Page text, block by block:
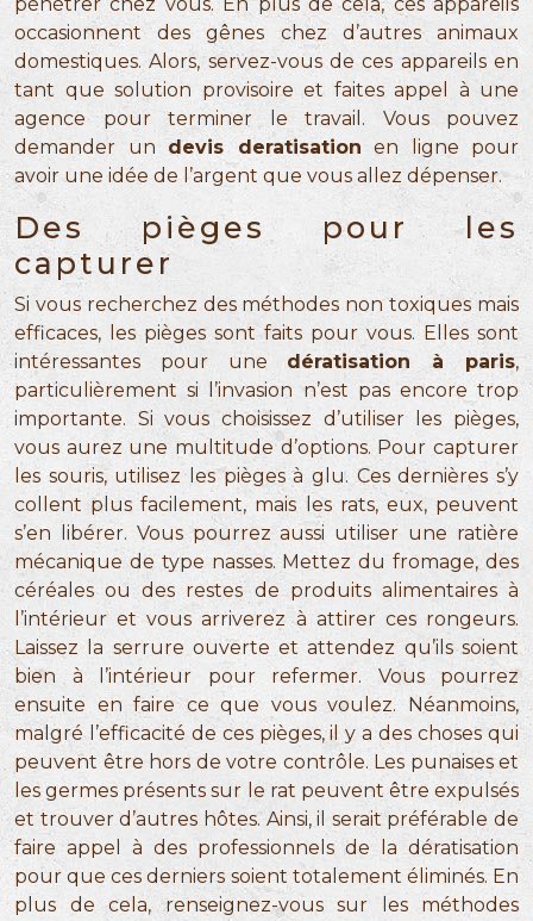
occasionnent des gênes chez d’autres animaux
domestiques. Alors, servez-vous de ces appareils en
tant que solution provisoire et faites appel à une
agence pour terminer le travail. Vous pouvez
demander un devis deratisation en ligne pour
avoir une idée de l’argent que vous allez dépenser.
Des pièges pour les
capturer
Si vous recherchez des méthodes non toxiques mais
efficaces, les pièges sont faits pour vous. Elles sont
intéressantes pour une dératisation à paris,
particulièrement si l’invasion n’est pas encore trop
importante. Si vous choisissez d’utiliser les pièges,
vous aurez une multitude d’options. Pour capturer
les souris, utilisez les pièges à glu. Ces dernières s’y
collent plus facilement, mais les rats, eux, peuvent
s’en libérer. Vous pourrez aussi utiliser une ratière
mécanique de type nasses. Mettez du fromage, des
céréales ou des restes de produits alimentaires à
l’intérieur et vous arriverez à attirer ces rongeurs.
Laissez la serrure ouverte et attendez qu’ils soient
bien à l’intérieur pour refermer. Vous pourrez
ensuite en faire ce que vous voulez. Néanmoins,
malgré l’efficacité de ces pièges, il y a des choses qui
peuvent être hors de votre contrôle. Les punaises et
les germes présents sur le rat peuvent être expulsés
et trouver d’autres hôtes. Ainsi, il serait préférable de
faire appel à des professionnels de la dératisation
pour que ces derniers soient totalement éliminés. En
plus de cela, renseignez-vous sur les méthodes